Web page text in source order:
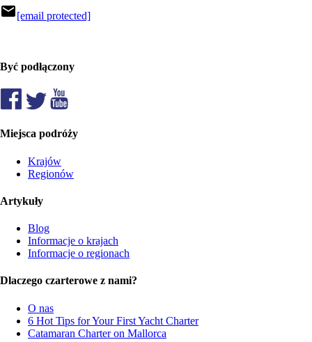
mail[email protected]
Być podłączony
Miejsca podróży
Krajów
Regionów
Artykuły
Blog
Informacje o krajach
Informacje o regionach
Dlaczego czarterowe z nami?
O nas
6 Hot Tips for Your First Yacht Charter
Catamaran Charter on Mallorca